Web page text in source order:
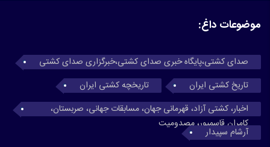
موضوعات داغ:
صدای کشتی،پایگاه خبری صدای کشتی،خبرگزاری صدای کشتی
تاریخ کشتی ایران
تاریخچه کشتی ایران
اخبار، کشتی آزاد، قهرمانی جهان، مسابقات جهانی، صربستان،
کامران قاسمپور، مصدومیت
آرشام سپیدار